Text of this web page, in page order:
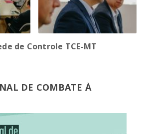
de Controle TCE-MT
DE COMBATE À